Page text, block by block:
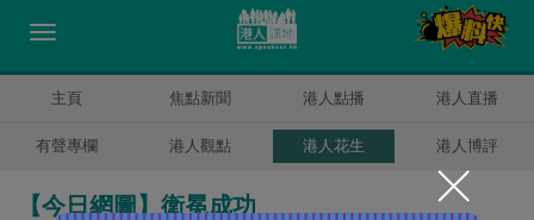
主頁 焦點新聞 港人點播 港人直播
有聲專欄 港人觀點 港人花生 港人博評
【今日網圖】衛冕成功